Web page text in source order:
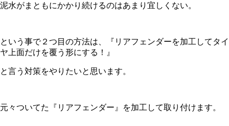
泥水がまともにかかり続けるのはあまり宜しくない。
という事で２つ目の方法は、『リアフェンダーを加工してタイ
ヤ上面だけを覆う形にする！』
と言う対策をやりたいと思います。
元々ついてた『リアフェンダー』を加工して取り付けます。